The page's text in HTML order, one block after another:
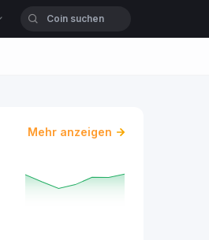
Mehr anzeigen